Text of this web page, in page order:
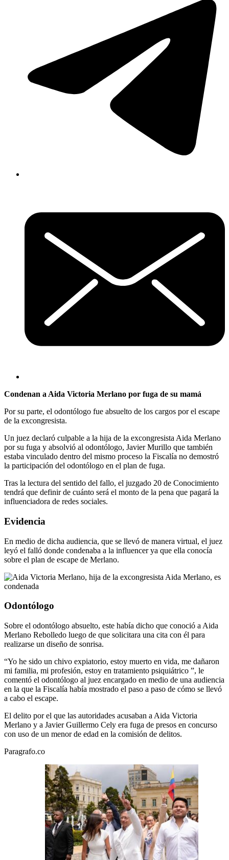
Condenan a Aida Victoria Merlano por fuga de su mamá
Por su parte, el odontólogo fue absuelto de los cargos por el escape
de la excongresista.
Un juez declaró culpable a la hija de la excongresista Aida Merlano
por su fuga y absolvió al odontólogo, Javier Murillo que también
estaba vinculado dentro del mismo proceso la Fiscalía no demostró
la participación del odontólogo en el plan de fuga.
Tras la lectura del sentido del fallo, el juzgado 20 de Conocimiento
tendrá que definir de cuánto será el monto de la pena que pagará la
influenciadora de redes sociales.
Evidencia
En medio de dicha audiencia, que se llevó de manera virtual, el juez
leyó el falló donde condenaba a la influencer ya que ella conocía
sobre el plan de escape de Merlano.
Odontólogo
Sobre el odontólogo absuelto, este había dicho que conoció a Aida
Merlano Rebolledo luego de que solicitara una cita con él para
realizarse un diseño de sonrisa.
“Yo he sido un chivo expiatorio, estoy muerto en vida, me dañaron
mi familia, mi profesión, estoy en tratamiento psiquiátrico ”, le
comentó el odontólogo al juez encargado en medio de una audiencia
en la que la Fiscalía había mostrado el paso a paso de cómo se llevó
a cabo el escape.
El delito por el que las autoridades acusaban a Aida Victoria
Merlano y a Javier Guillermo Cely era fuga de presos en concurso
con uso de un menor de edad en la comisión de delitos.
Paragrafo.co